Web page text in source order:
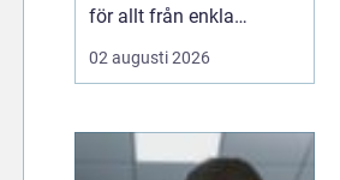
för allt från enkla
hobbyprojekt i
verkstaden till
sågverk och hyvlerier.
Ytan på virket,
02 augusti 2026